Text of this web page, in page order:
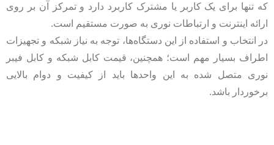
که تنها برای یک کاربر یا مشترک کاربرد دارد و تمرکز آن بر روی
ارائه اینترنت و ارتباطات نوری به صورت مستقیم است.
در انتخاب و استفاده از این دستگاه‌ها، توجه به نیاز شبکه و تجهیزات
اطراف بسیار مهم است؛ همچنین، قیمت کابل شبکه و کابل فیبر
نوری متصل شده به این واحدها باید از کیفیت و دوام بالایی
برخوردار باشد.